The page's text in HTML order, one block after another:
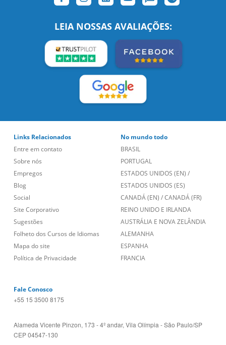
LEIA NOSSAS AVALIAÇÕES:
Links Relacionados
Entre em contato
Sobre nós
Empregos
Blog
Social
Site Corporativo
Sugestões
Folheto dos Cursos de Idiomas
Mapa do site
Política de Privacidade
No mundo todo
BRASIL
PORTUGAL
ESTADOS UNIDOS (EN) /
ESTADOS UNIDOS (ES)
CANADÁ (EN) /CANADÁ (FR)
REINO UNIDO E IRLANDA
AUSTRÁLIA E NOVA ZELÂNDIA
ALEMANHA
ESPANHA
FRANCIA
Fale Conosco
+55 15 3500 8175
Alameda Vicente Pinzon, 173 - 4º andar, Vila Olímpia - São Paulo/SP
CEP 04547-130